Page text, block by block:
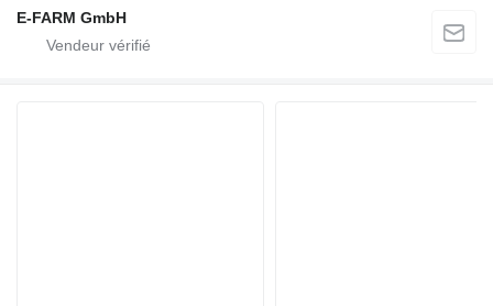
E-FARM GmbH